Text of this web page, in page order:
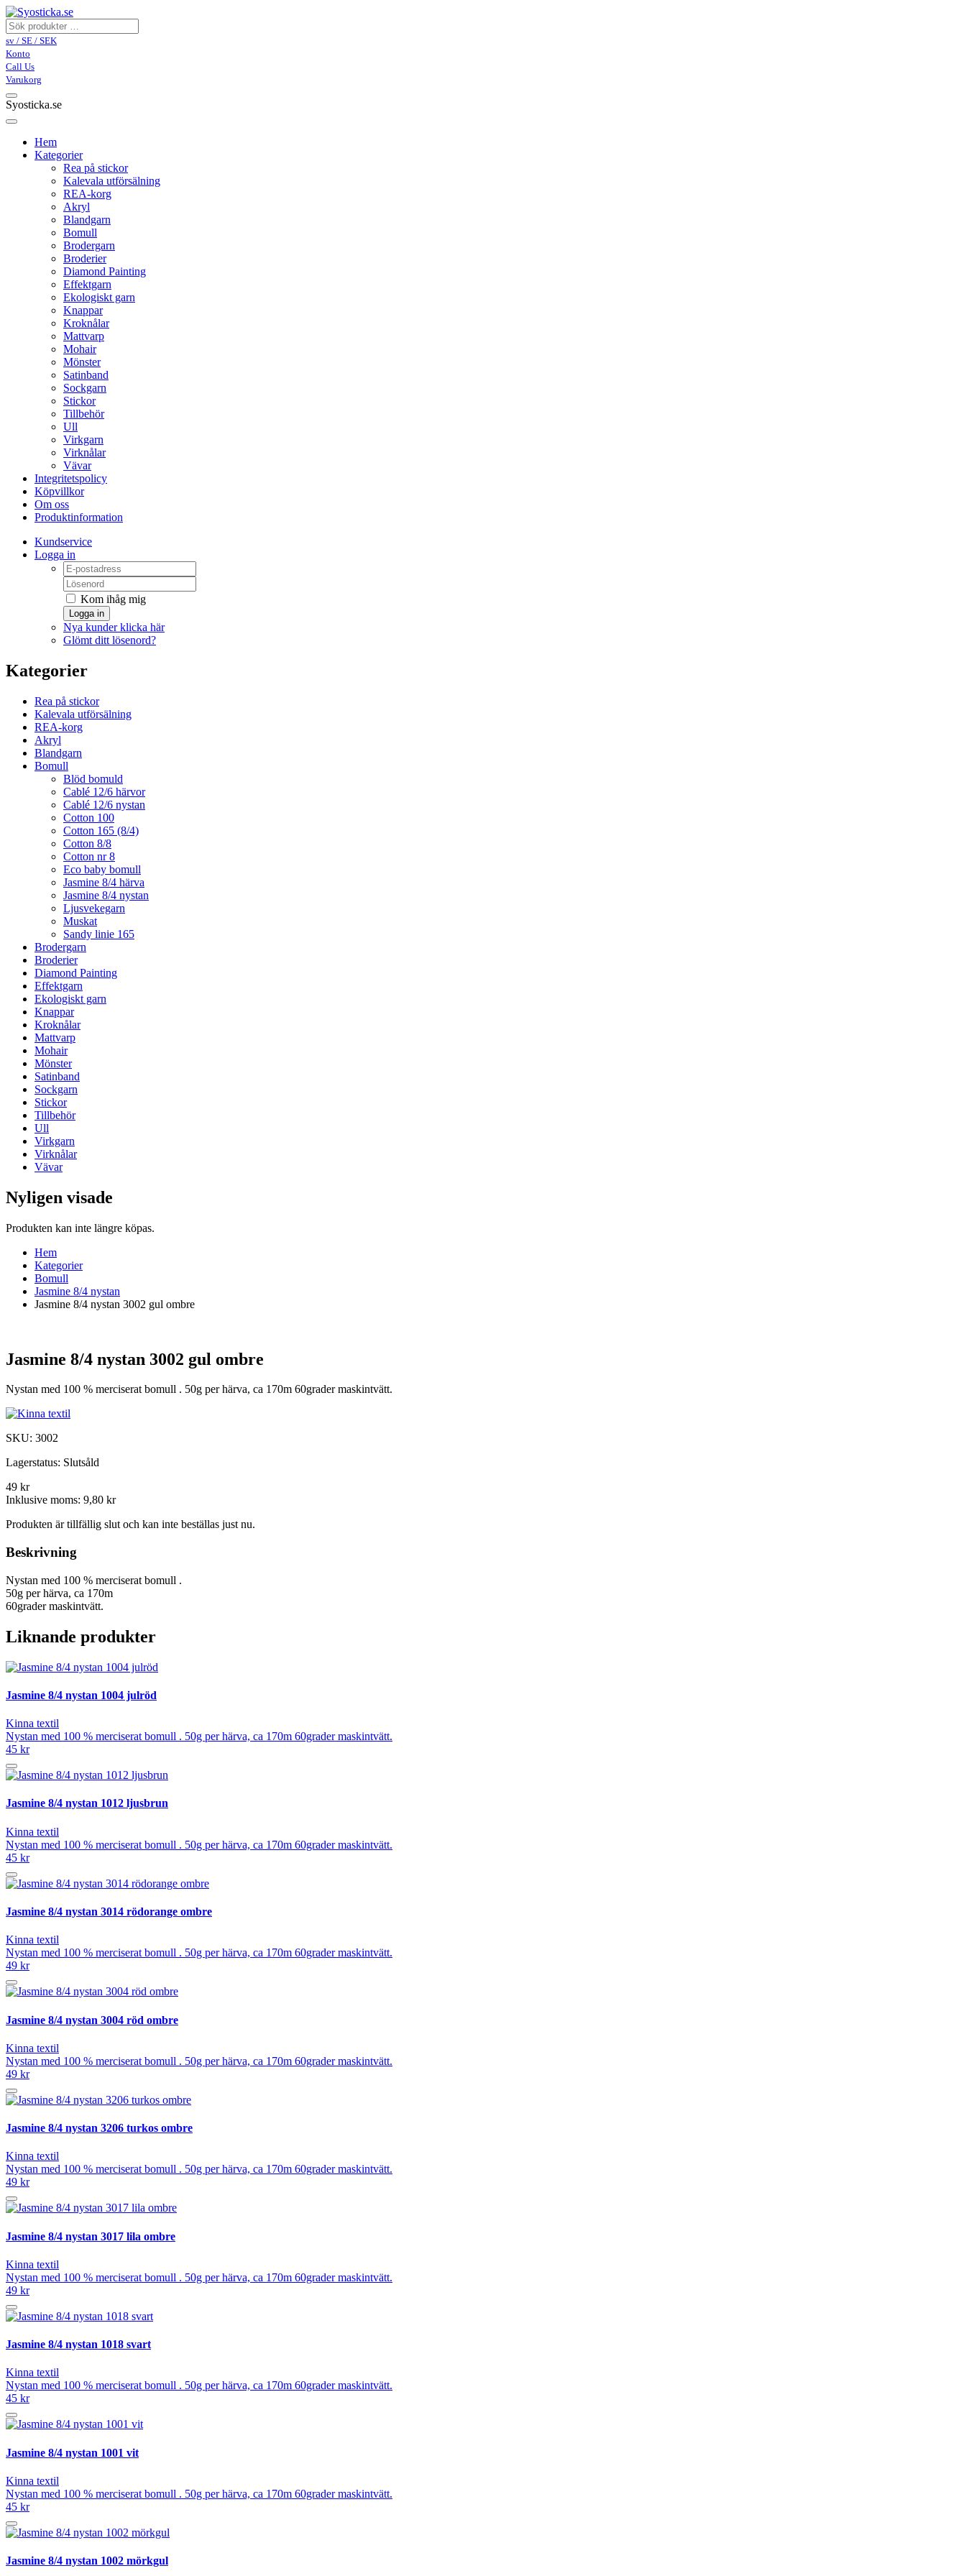
sv / SE / SEK
Konto
Call Us
Varukorg
Syosticka.se
Hem
Kategorier
Rea på stickor
Kalevala utförsälning
REA-korg
Akryl
Blandgarn
Bomull
Brodergarn
Broderier
Diamond Painting
Effektgarn
Ekologiskt garn
Knappar
Kroknålar
Mattvarp
Mohair
Mönster
Satinband
Sockgarn
Stickor
Tillbehör
Ull
Virkgarn
Virknålar
Vävar
Integritetspolicy
Köpvillkor
Om oss
Produktinformation
Kundservice
Logga in
Kom ihåg mig
Logga in
Nya kunder klicka här
Glömt ditt lösenord?
Kategorier
Rea på stickor
Kalevala utförsälning
REA-korg
Akryl
Blandgarn
Bomull
Blöd bomuld
Cablé 12/6 härvor
Cablé 12/6 nystan
Cotton 100
Cotton 165 (8/4)
Cotton 8/8
Cotton nr 8
Eco baby bomull
Jasmine 8/4 härva
Jasmine 8/4 nystan
Ljusvekegarn
Muskat
Sandy linie 165
Brodergarn
Broderier
Diamond Painting
Effektgarn
Ekologiskt garn
Knappar
Kroknålar
Mattvarp
Mohair
Mönster
Satinband
Sockgarn
Stickor
Tillbehör
Ull
Virkgarn
Virknålar
Vävar
Nyligen visade
Produkten kan inte längre köpas.
Hem
Kategorier
Bomull
Jasmine 8/4 nystan
Jasmine 8/4 nystan 3002 gul ombre
Jasmine 8/4 nystan 3002 gul ombre
Nystan med 100 % merciserat bomull . 50g per härva, ca 170m 60grader maskintvätt.
SKU: 3002
Lagerstatus: Slutsåld
49 kr
Inklusive moms: 9,80 kr
Produkten är tillfällig slut och kan inte beställas just nu.
Beskrivning
Nystan med 100 % merciserat bomull .
50g per härva, ca 170m
60grader maskintvätt.
Liknande produkter
Jasmine 8/4 nystan 1004 julröd
Kinna textil
Nystan med 100 % merciserat bomull . 50g per härva, ca 170m 60grader maskintvätt.
45 kr
Jasmine 8/4 nystan 1012 ljusbrun
Kinna textil
Nystan med 100 % merciserat bomull . 50g per härva, ca 170m 60grader maskintvätt.
45 kr
Jasmine 8/4 nystan 3014 rödorange ombre
Kinna textil
Nystan med 100 % merciserat bomull . 50g per härva, ca 170m 60grader maskintvätt.
49 kr
Jasmine 8/4 nystan 3004 röd ombre
Kinna textil
Nystan med 100 % merciserat bomull . 50g per härva, ca 170m 60grader maskintvätt.
49 kr
Jasmine 8/4 nystan 3206 turkos ombre
Kinna textil
Nystan med 100 % merciserat bomull . 50g per härva, ca 170m 60grader maskintvätt.
49 kr
Jasmine 8/4 nystan 3017 lila ombre
Kinna textil
Nystan med 100 % merciserat bomull . 50g per härva, ca 170m 60grader maskintvätt.
49 kr
Jasmine 8/4 nystan 1018 svart
Kinna textil
Nystan med 100 % merciserat bomull . 50g per härva, ca 170m 60grader maskintvätt.
45 kr
Jasmine 8/4 nystan 1001 vit
Kinna textil
Nystan med 100 % merciserat bomull . 50g per härva, ca 170m 60grader maskintvätt.
45 kr
Jasmine 8/4 nystan 1002 mörkgul